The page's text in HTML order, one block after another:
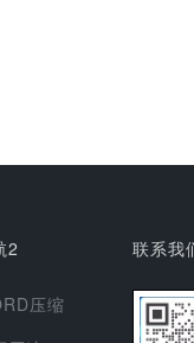
2
压缩
联系我